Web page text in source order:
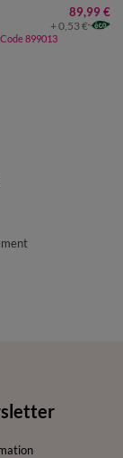
89,99 €
+ 0,53 €
899013